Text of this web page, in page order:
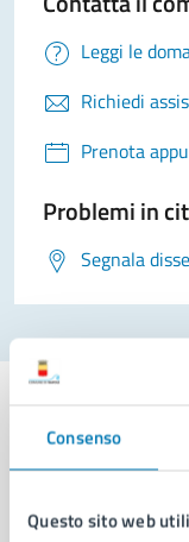
Consenso
Questo sito web
Leggi le
Richiedi
Prenota
Problemi in
Segnala